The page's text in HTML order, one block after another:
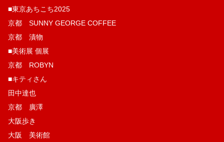
■東京あちこち2025
京都 SUNNY GEORGE COFFEE
京都 漬物
■美術展 個展
京都 ROBYN
■キティさん
田中達也
京都 廣澤
大阪歩き
大阪 美術館